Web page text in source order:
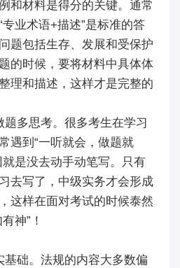
和材料是得分的关键。通常
业术语+描述”是标准的答
题包括生存、发展和受保护
的时候，要将材料中具体体
理和描述，这样才是完整的
题多思考。很多考生在学习
遇到“一听就会，做题就
就是没去动手动笔写。只有
去写了，中级实务才会形成
这样在面对考试的时候泰然
神”！
基础。法规的内容大多数偏